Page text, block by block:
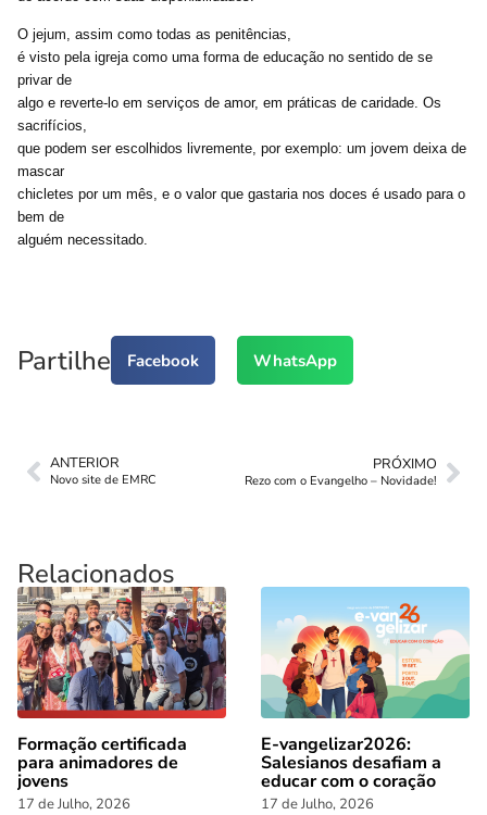
O jejum, assim como todas as penitências,
é visto pela igreja como uma forma de educação no sentido de se
privar de
algo e reverte-lo em serviços de amor, em práticas de caridade. Os
sacrifícios,
que podem ser escolhidos livremente, por exemplo: um jovem deixa de
mascar
chicletes por um mês, e o valor que gastaria nos doces é usado para o
bem de
alguém necessitado.
Partilhe Facebook WhatsApp
ANTERIOR
Novo site de EMRC
PRÓXIMO
Rezo com o Evangelho – Novidade!
Relacionados
Formação certificada
para animadores de
jovens
17 de Julho, 2026
E-vangelizar2026:
Salesianos desafiam a
educar com o coração
17 de Julho, 2026